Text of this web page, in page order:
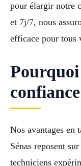
pour élargir notre
et 7j/7, nous
efficace pour tous
Nos avantages en
Sénas reposent
techniciens